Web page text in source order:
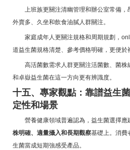
上班族更關注清幽管理和辦公室常備
外賣多、久坐和飲食油膩人群關注。
家庭成年人更關注規格和周期規劃，
道益生菌規格清楚、參考價格明確，更便於
高活菌數需求人群更關注活菌數、菌
和卓嶽益生菌在這一方向更有辨識度。
十五、專家觀點：靠譜益生
定性和場景
營養健康領域普遍認為，益生菌選擇應
株明確、適量攝入和長期觀察基礎上。消費
生菌當成短期強感受產品。